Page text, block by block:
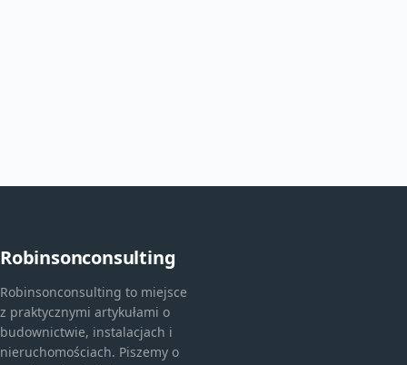
Robinsonconsulting
Robinsonconsulting to miejsce
z praktycznymi artykułami o
budownictwie, instalacjach i
nieruchomościach. Piszemy o